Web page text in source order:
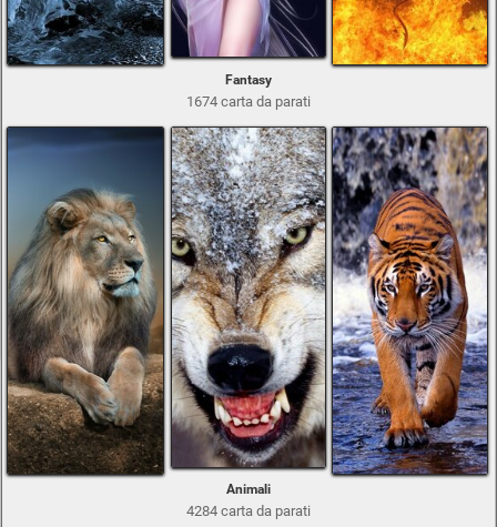
Fantasy
1674 carta da parati
Animali
4284 carta da parati